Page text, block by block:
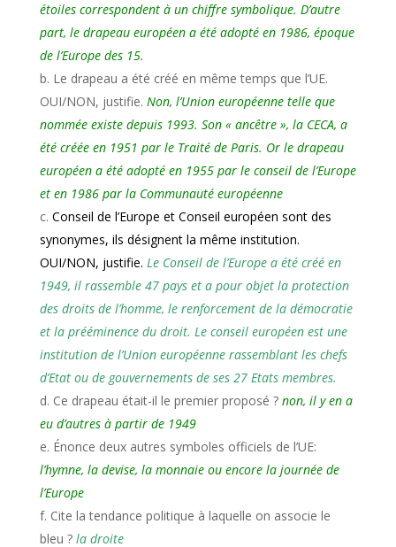
étoiles correspondent à un chiffre symbolique. D’autre
part, le drapeau européen a été adopté en 1986, époque
de l’Europe des 15.
Le drapeau a été créé en même temps que l’UE.
OUI/NON, justifie. Non, l’Union européenne telle que
nommée existe depuis 1993. Son « ancêtre », la CECA, a
été créée en 1951 par le Traité de Paris. Or le drapeau
européen a été adopté en 1955 par le conseil de l’Europe
et en 1986 par la Communauté européenne
Conseil de l’Europe et Conseil européen sont des
synonymes, ils désignent la même institution.
OUI/NON, justifie. Le Conseil de l’Europe a été créé en
1949, il rassemble 47 pays et a pour objet la protection
des droits de l’homme, le renforcement de la démocratie
et la prééminence du droit. Le conseil européen est une
institution de l’Union européenne rassemblant les chefs
d’Etat ou de gouvernements de ses 27 Etats membres.
Ce drapeau était-il le premier proposé ? non, il y en a
eu d’autres à partir de 1949
Énonce deux autres symboles officiels de l’UE:
l’hymne, la devise, la monnaie ou encore la journée de
l’Europe
Cite la tendance politique à laquelle on associe le
bleu ? la droite